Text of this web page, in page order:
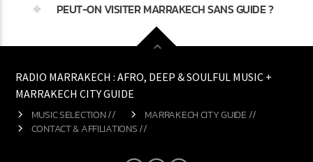
PEUT-ON VISITER MARRAKECH SANS GUIDE ?
RADIO MARRAKECH : AFRO, DEEP & SOULFUL MUSIC +
MARRAKECH CITY GUIDE
MUSIC SELECTION //
MARRAKECH CITY GUIDE //
CONTACT & AFFILIATIONS //